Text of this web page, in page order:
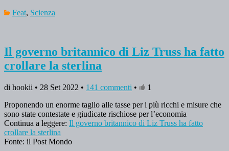
Feat, Scienza
Il governo britannico di Liz Truss ha fatto
crollare la sterlina
di hookii • 28 Set 2022 • 141 commenti •
1
Proponendo un enorme taglio alle tasse per i più ricchi e misure che
sono state contestate e giudicate rischiose per l’economia
Continua a leggere: Il governo britannico di Liz Truss ha fatto
crollare la sterlina
Fonte: il Post Mondo